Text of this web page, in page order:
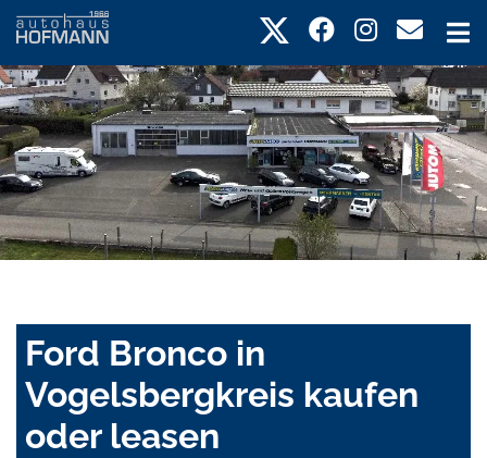
Ford Bronco in
Vogelsbergkreis kaufen
oder leasen